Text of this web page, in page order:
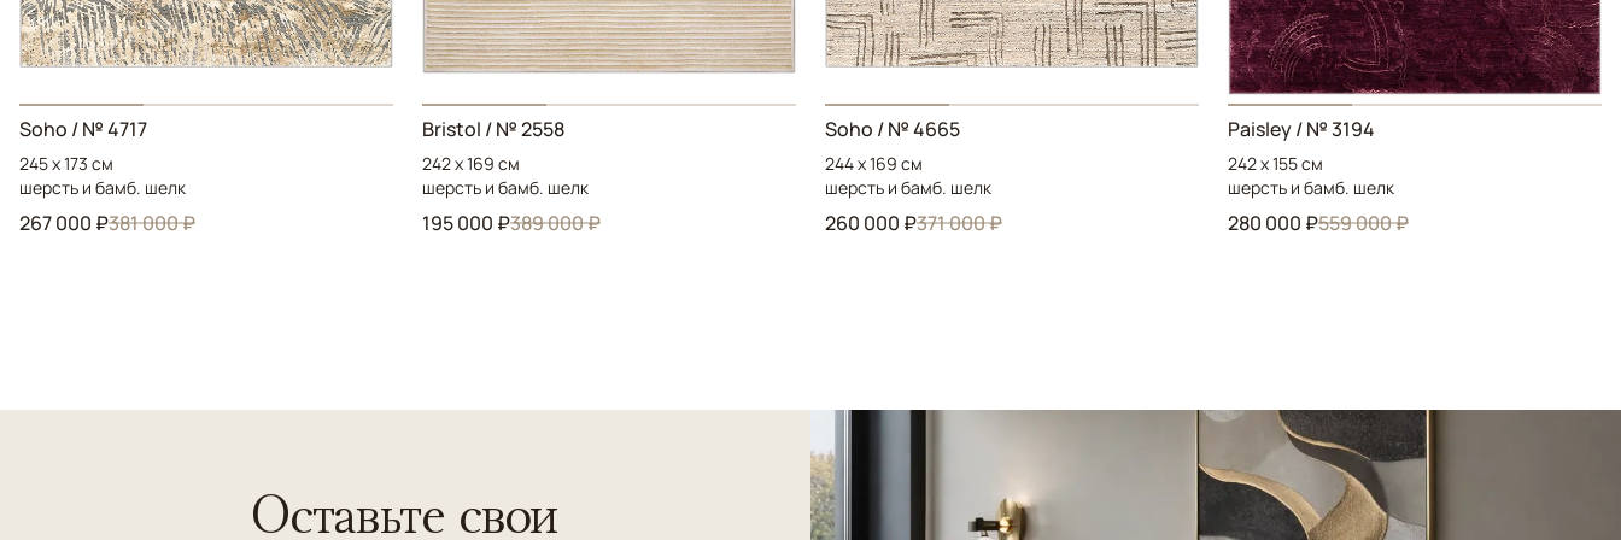
Soho / № 4717
245 x 173 см
шерсть и бамб. шелк
267 000 ₽381 000 ₽
Bristol / № 2558
242 x 169 см
шерсть и бамб. шелк
195 000 ₽389 000 ₽
Soho / № 4665
244 x 169 см
шерсть и бамб. шелк
260 000 ₽371 000 ₽
Paisley / № 3194
242 x 155 см
шерсть и бамб. шелк
280 000 ₽559 000 ₽
Оставьте свои